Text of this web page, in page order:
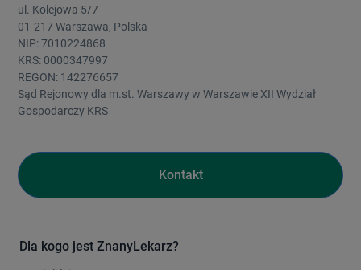
ul. Kolejowa 5/7
01-217 Warszawa, Polska
NIP: 7010224868
KRS: 0000347997
REGON: 142276657
Sąd Rejonowy dla m.st. Warszawy w Warszawie XII Wydział
Gospodarczy KRS
Kontakt
Dla kogo jest ZnanyLekarz?